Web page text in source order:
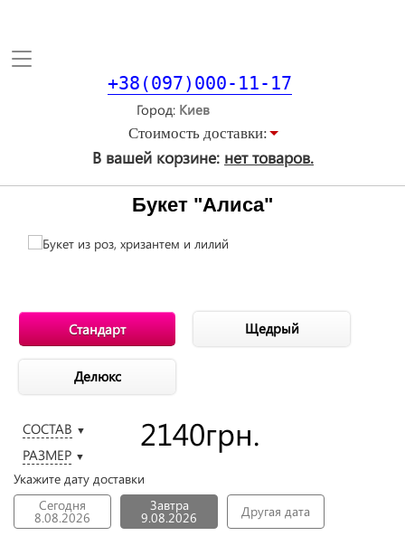
Toggle
+38(097)000-11-17
Город
Стоимость доставки:
В вашей корзине: нет товаров.
Букет "Алиса"
Стандарт Щедрый
Делюкс
СОСТАВ ▼
РАЗМЕР ▼
2140грн.
Укажите дату доставки
Сегодня
8.08.2026
Завтра
9.08.2026 Другая дата